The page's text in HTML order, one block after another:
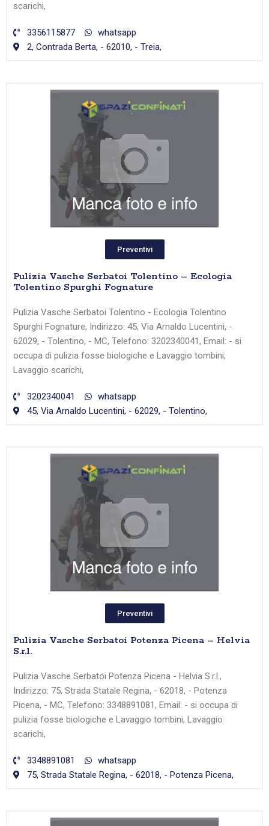
scarichi,
3356115877
whatsapp
2, Contrada Berta, - 62010, - Treia,
Preventivi
Pulizia Vasche Serbatoi Tolentino – Ecologia
Tolentino Spurghi Fognature
Pulizia Vasche Serbatoi Tolentino - Ecologia Tolentino
Spurghi Fognature, Indirizzo: 45, Via Arnaldo Lucentini, -
62029, - Tolentino, - MC, Telefono: 3202340041, Email: - si
occupa di pulizia fosse biologiche e Lavaggio tombini,
Lavaggio scarichi,
3202340041
whatsapp
45, Via Arnaldo Lucentini, - 62029, - Tolentino,
Preventivi
Pulizia Vasche Serbatoi Potenza Picena – Helvia
S.r.l.
Pulizia Vasche Serbatoi Potenza Picena - Helvia S.r.l.,
Indirizzo: 75, Strada Statale Regina, - 62018, - Potenza
Picena, - MC, Telefono: 3348891081, Email: - si occupa di
pulizia fosse biologiche e Lavaggio tombini, Lavaggio
scarichi,
3348891081
whatsapp
75, Strada Statale Regina, - 62018, - Potenza Picena,